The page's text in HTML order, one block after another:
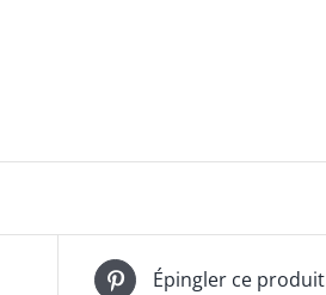
Épingler ce produit